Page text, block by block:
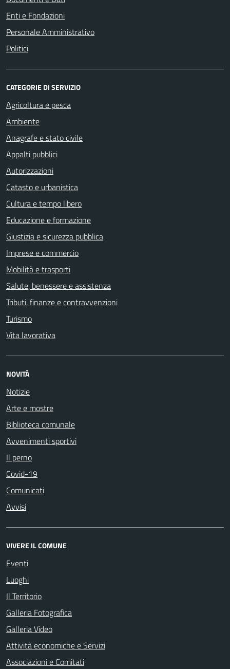
Enti e Fondazioni
Personale Amministrativo
Politici
CATEGORIE DI SERVIZIO
Agricoltura e pesca
Ambiente
Anagrafe e stato civile
Appalti pubblici
Autorizzazioni
Catasto e urbanistica
Cultura e tempo libero
Educazione e formazione
Giustizia e sicurezza pubblica
Imprese e commercio
Mobilità e trasporti
Salute, benessere e assistenza
Tributi, finanze e contravvenzioni
Turismo
Vita lavorativa
NOVITÀ
Notizie
Arte e mostre
Biblioteca comunale
Avvenimenti sportivi
Il perno
Covid-19
Comunicati
Avvisi
VIVERE IL COMUNE
Eventi
Luoghi
Il Territorio
Galleria Fotografica
Galleria Video
Attività economiche e Servizi
Associazioni e Comitati